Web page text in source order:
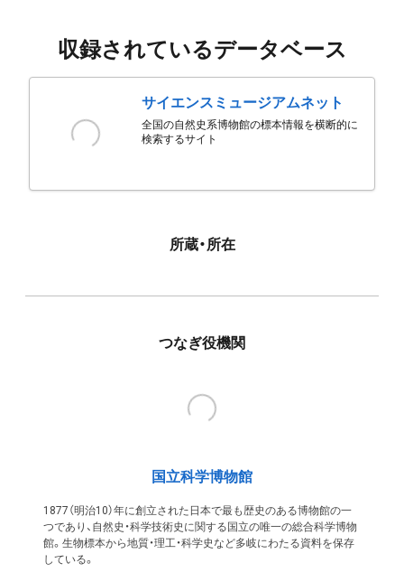
収録されているデータベース
サイエンスミュージアムネット
全国の自然史系博物館の標本情報を横断的に
検索するサイト
所蔵・所在
つなぎ役機関
国立科学博物館
1877（明治10）年に創立された日本で最も歴史のある博物館の一
つであり、自然史・科学技術史に関する国立の唯一の総合科学博物
館。生物標本から地質・理工・科学史など多岐にわたる資料を保存
している。